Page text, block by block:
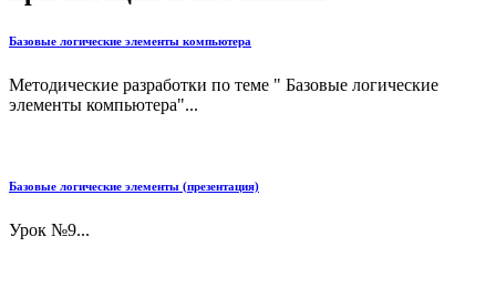
Базовые логические элементы компьютера
Методические разработки по теме " Базовые логические
элементы компьютера"...
Базовые логические элементы (презентация)
Урок №9...